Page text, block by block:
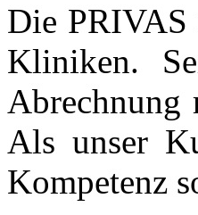
Die PRIVAS
Kliniken.
Abrechnung
Als unser
Kompetenz